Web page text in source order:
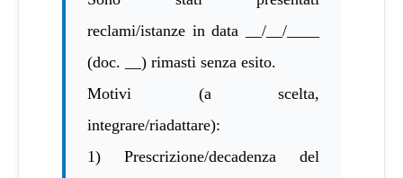
reclami/istanze in data __/__/____
(doc. __) rimasti senza esito.
Motivi (a scelta,
integrare/riadattare):
1) Prescrizione/decadenza del